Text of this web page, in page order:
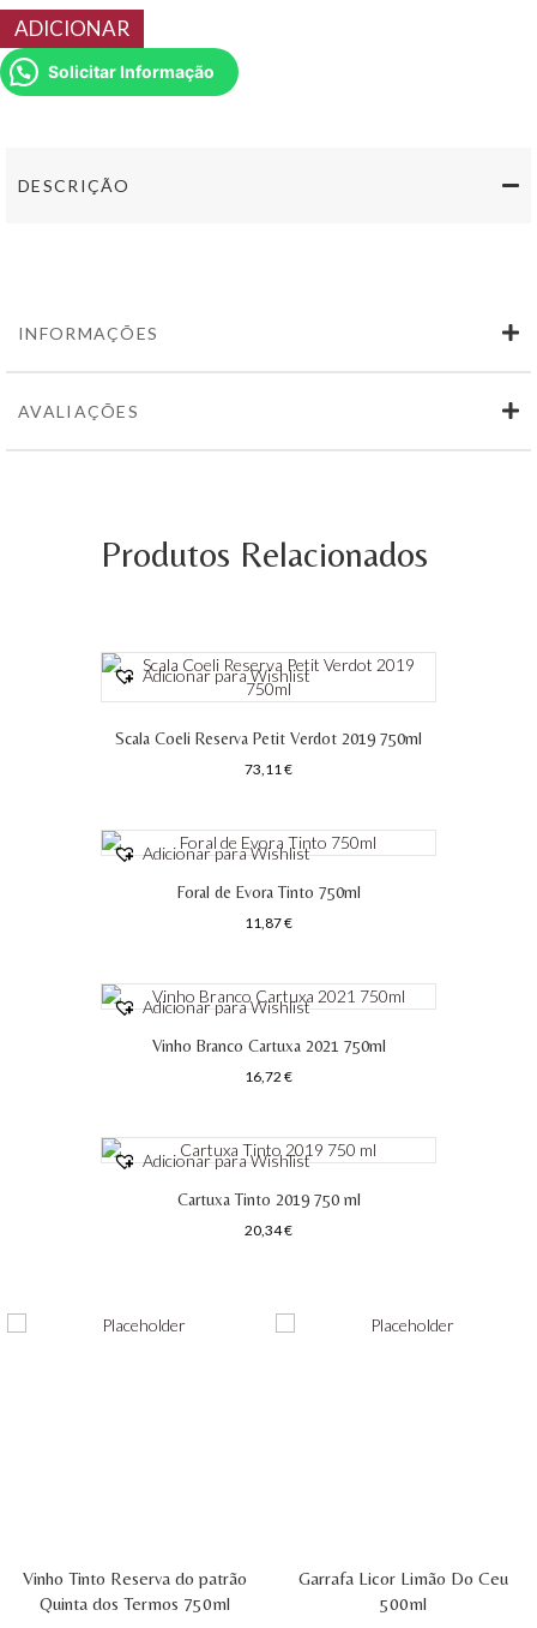
Quantidade
de
Scala
Coeli
2017
ADICIONAR
Solicitar Informação
DESCRIÇÃO
INFORMAÇÕES
AVALIAÇÕES
Produtos Relacionados
Adicionar para Wishlist
Scala Coeli Reserva Petit Verdot 2019 750ml
73,11€
Adicionar para Wishlist
Foral de Evora Tinto 750ml
11,87€
Adicionar para Wishlist
Vinho Branco Cartuxa 2021 750ml
16,72 €
Adicionar para Wishlist
Cartuxa Tinto 2019 750 ml
20,34€
Vinho Tinto Reserva do patrão
Quinta dos Termos 750ml
Garrafa Licor Limão Do Ceu
500ml